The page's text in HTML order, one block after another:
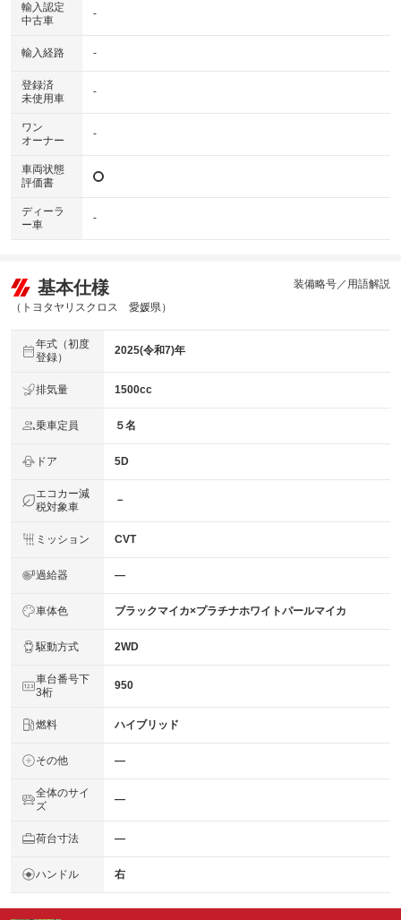
輸入認定
中古車
-
輸入経路 -
登録済
未使用車
-
ワン
オーナー
-
車両状態
評価書
ディーラ
ー車
-
基本仕様
（トヨタヤリスクロス 愛媛県）
装備略号／用語解説
年式（初度
登録）
2025(令和7)年
排気量 1500cc
乗車定員 ５名
ドア 5D
エコカー減
税対象車
－
ミッション CVT
過給器 ―
車体色 ブラックマイカ×プラチナホワイトパールマイカ
駆動方式 2WD
車台番号下
3桁
950
燃料 ハイブリッド
その他 ―
全体のサイ
ズ
―
荷台寸法 ―
ハンドル 右